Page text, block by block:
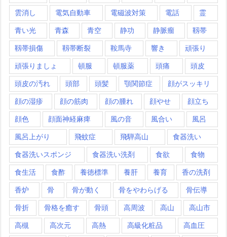
雲消し 電気自動車 電磁波対策 電話 霊
青い光 青森 青空 静功 静脈瘤 靱帯
靱帯損傷 靱帯断裂 鞍馬寺 響き 頑張り
頑張りましょ 頓服 頓服薬 頭痛 頭皮
頭皮の汚れ 頭部 頭髪 顎関節症 顔がスッキリ
顔の湿疹 顔の筋肉 顔の腫れ 顔やせ 顔立ち
顔色 顔面神経麻痺 風の音 風合い 風呂
風呂上がり 飛蚊症 飛騨高山 食器洗い
食器洗いスポンジ 食器洗い洗剤 食欲 食物
食生活 食酢 養徳標準 養肝 養育 香の洗剤
香炉 骨 骨が動く 骨をやわらげる 骨伝導
骨折 骨格を癒す 骨頭 高周波 高山 高山市
高槻 高次元 高熱 高級化粧品 高血圧